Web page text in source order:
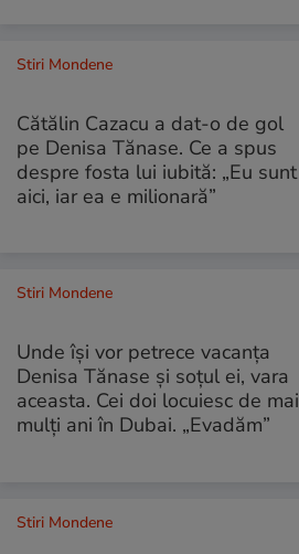
Stiri Mondene
Cătălin Cazacu a dat-o de gol
pe Denisa Tănase. Ce a spus
despre fosta lui iubită: „Eu sunt
aici, iar ea e milionară”
Stiri Mondene
Unde își vor petrece vacanța
Denisa Tănase și soțul ei, vara
aceasta. Cei doi locuiesc de mai
mulți ani în Dubai. „Evadăm”
Stiri Mondene